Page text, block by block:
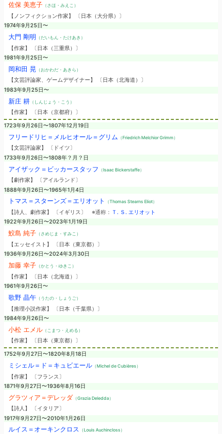
佐保 美恵子（さほ・みえこ）
【ノンフィクション作家】 〔日本（大分県）〕
1974年9月25日〜
大門 剛明 （だいもん・たけあき）
【作家】 〔日本（三重県）〕
1981年9月25日〜
岡和田 晃 （おかわだ・あきら）
【文芸評論家、ゲームデザイナー】 〔日本（北海道）〕
1983年9月25日〜
新庄 耕（しんじょう・こう）
【作家】 〔日本（京都府）〕
1723年9月26日〜1807年12月19日
フリードリヒ＝メルヒオール＝グリム （Friedrich Melchior Grimm）
【文芸評論家】 〔ドイツ〕
1733年9月26日〜1808年？月？日
アイザック＝ビッカースタッフ （Isaac Bickerstaffe）
【劇作家】 〔アイルランド〕
1888年9月26日〜1965年1月4日
トマス＝スターンズ＝エリオット （Thomas Stearns Eliot）
【詩人、劇作家】 〔イギリス〕 ※通称：
Ｔ. Ｓ. エリオット
1922年9月26日〜2023年1月19日
鮫島 純子（さめじま・すみこ）
【エッセイスト】 〔日本（東京都）〕
1936年9月26日〜2024年3月30日
加藤 幸子（かとう・ゆきこ）
【作家】 〔日本（北海道）〕
1961年9月26日〜
歌野 晶午（うたの・しょうご）
【推理小説作家】 〔日本（千葉県）〕
1984年9月26日〜
小松 エメル（こまつ・えめる）
【作家】 〔日本（東京都）〕
1752年9月27日〜1820年8月18日
ミシェル＝ド＝キュビエール（Michel de Cubières）
【作家】 〔フランス〕
1871年9月27日〜1936年8月16日
グラツィア＝デレッダ （Grazia Deledda）
【詩人】 〔イタリア〕
1917年9月27日〜2010年1月26日
ルイス＝オーキンクロス （Louis Auchincloss）